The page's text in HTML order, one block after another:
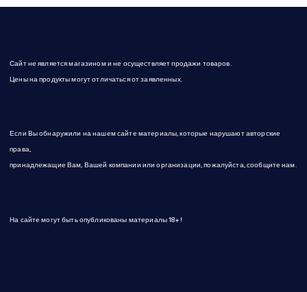
Сайт не является магазином и не осуществляет продажи товаров.
Цены на продукты могут отличаться от заявленных.
Если Вы обнаружили на нашем сайте материалы, которые нарушают авторские
права,
принадлежащие Вам, Вашей компании или организации, пожалуйста, сообщите нам.
На сайте могут быть опубликованы материалы 18+!